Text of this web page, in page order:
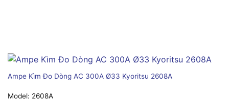
Ampe Kìm Đo Dòng AC 300A Ø33 Kyoritsu 2608A
Model: 2608A